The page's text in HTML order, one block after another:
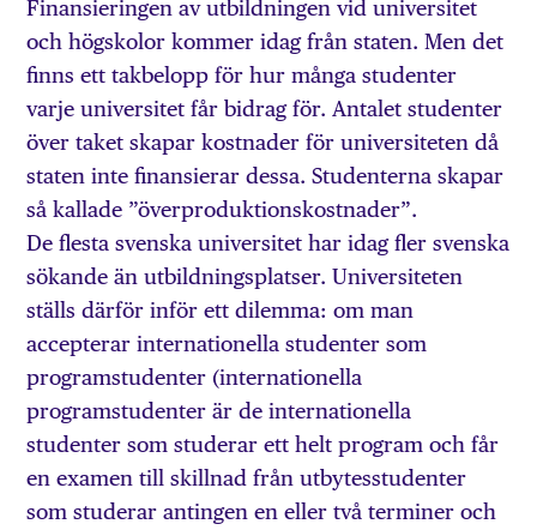
Finansieringen av utbildningen vid universitet
och högskolor kommer idag från staten. Men det
finns ett takbelopp för hur många studenter
varje universitet får bidrag för. Antalet studenter
över taket skapar kostnader för universiteten då
staten inte finansierar dessa. Studenterna skapar
så kallade ”överproduktionskostnader”.
De flesta svenska universitet har idag fler svenska
sökande än utbildningsplatser. Universiteten
ställs därför inför ett dilemma: om man
accepterar internationella studenter som
programstudenter (internationella
programstudenter är de internationella
studenter som studerar ett helt program och får
en examen till skillnad från utbytesstudenter
som studerar antingen en eller två terminer och